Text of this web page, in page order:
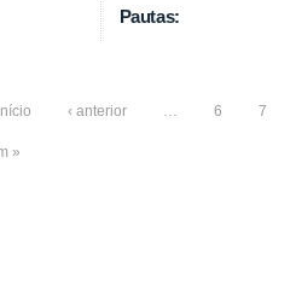
Pautas:
‹ anterior … 6 7
»